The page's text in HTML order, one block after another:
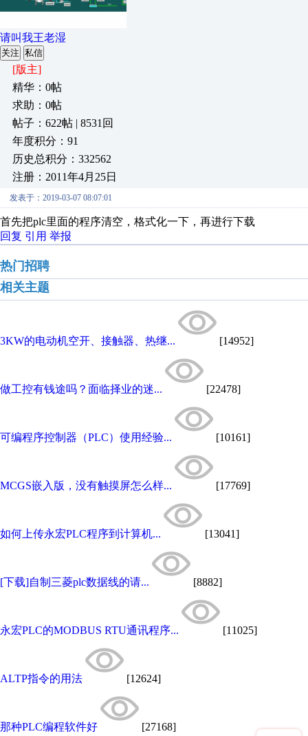
请叫我王老湿
关注 私信
[版主]
精华：0帖
求助：0帖
帖子：622帖 | 8531回
年度积分：91
历史总积分：332562
注册：2011年4月25日
发表于：2019-03-07 08:07:01
首先把plc里面的程序清空，格式化一下，再进行下载
回复 引用 举报
热门招聘
相关主题
3KW的电动机空开、接触器、热继... [14952]
做工控有钱途吗？面临择业的迷... [22478]
可编程序控制器（PLC）使用经验... [10161]
MCGS嵌入版，没有触摸屏怎么样... [17769]
如何上传永宏PLC程序到计算机... [13041]
[下载]自制三菱plc数据线的请... [8882]
永宏PLC的MODBUS RTU通讯程序... [11025]
ALTP指令的用法 [12624]
那种PLC编程软件好 [27168]